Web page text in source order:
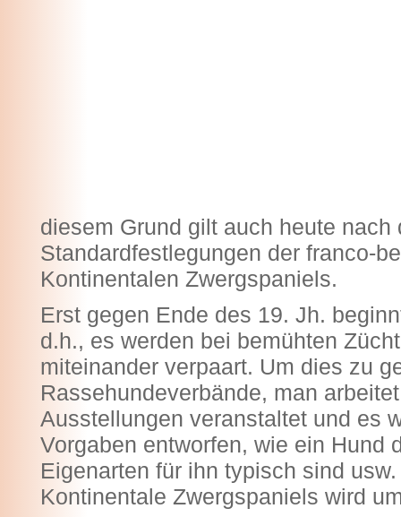
diesem Grund gilt auch heute nach
Standardfestlegungen der franco-
Kontinentalen Zwergspaniels.
Erst gegen Ende des 19. Jh.
d.h., es werden bei bemühten
miteinander verpaart. Um dies zu
Rassehundeverbände, man
Ausstellungen veranstaltet und es
Vorgaben entworfen, wie ein Hund
Eigenarten für ihn typisch sind
Kontinentale Zwergspaniels wird